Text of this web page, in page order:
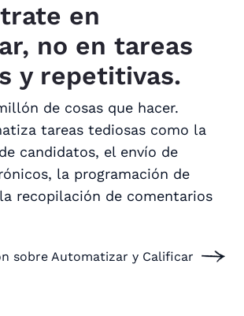
en
no en tareas
y repetitivas.
de cosas que hacer.
tareas tediosas como la
candidatos, el envío de
la programación de
recopilación de comentarios
sobre Automatizar y Calificar